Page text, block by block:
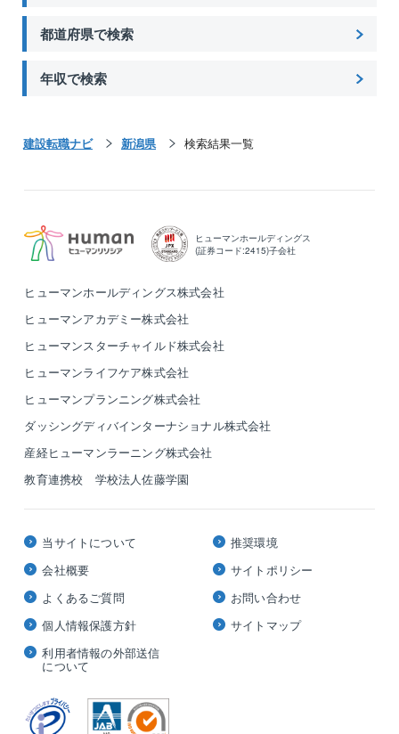
都道府県で検索
年収で検索
建設転職ナビ 新潟県 検索結果一覧
ヒューマンホールディングス
(証券コード:2415)子会社
ヒューマンホールディングス株式会社
ヒューマンアカデミー株式会社
ヒューマンスターチャイルド株式会社
ヒューマンライフケア株式会社
ヒューマンプランニング株式会社
ダッシングディバインターナショナル株式会社
産経ヒューマンラーニング株式会社
教育連携校 学校法人佐藤学園
当サイトについて
会社概要
よくあるご質問
個人情報保護方針
利用者情報の外部送信
について
推奨環境
サイトポリシー
お問い合わせ
サイトマップ